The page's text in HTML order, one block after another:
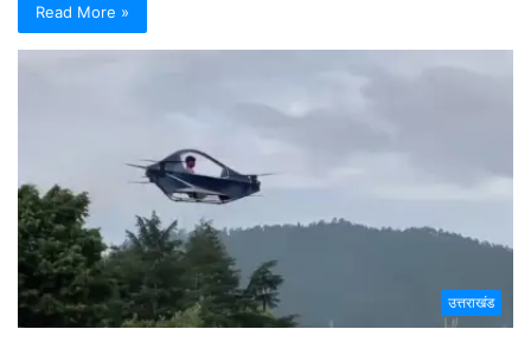
Read More »
उत्तराखंड